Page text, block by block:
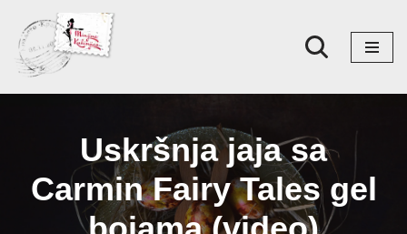
Skoči
na
Uskršnja jaja sa
Carmin Fairy Tales gel